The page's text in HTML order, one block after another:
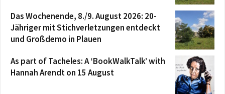
Das Wochenende, 8./9. August 2026: 20-
Jähriger mit Stichverletzungen entdeckt
und Großdemo in Plauen
As part of Tacheles: A ‘BookWalkTalk’ with
Hannah Arendt on 15 August